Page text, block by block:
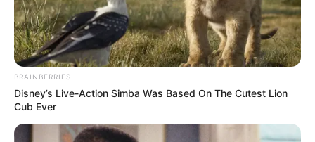
BRAINBERRIES
Disney’s Live-Action Simba Was Based On The Cutest Lion
Cub Ever